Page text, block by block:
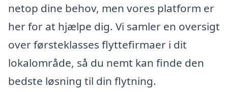
netop dine behov, men vores platform er
her for at hjælpe dig. Vi samler en oversigt
over førsteklasses flyttefirmaer i dit
lokalområde, så du nemt kan finde den
bedste løsning til din flytning.